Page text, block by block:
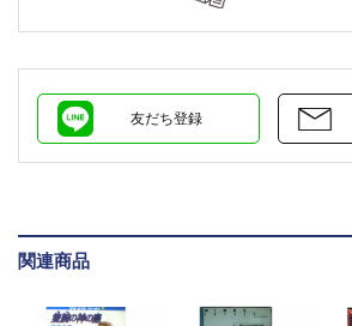
友だち登録
関連商品